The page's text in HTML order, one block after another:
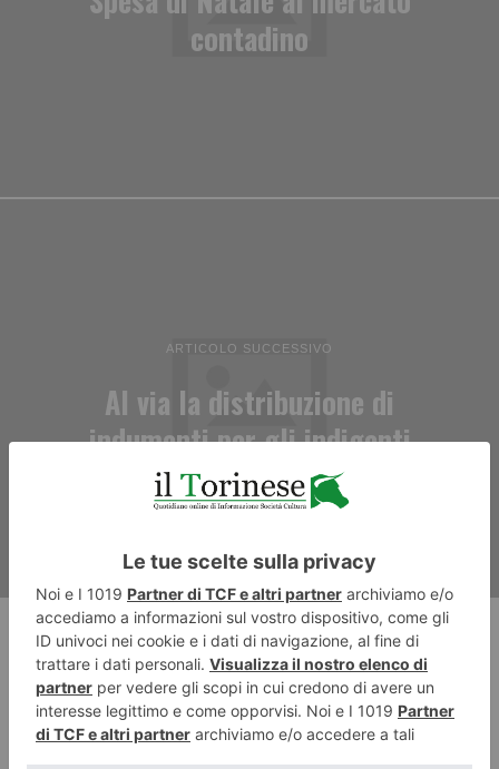
contadino
ARTICOLO SUCCESSIVO
Al via la distribuzione di
indumenti per gli indigenti
RECENTI: